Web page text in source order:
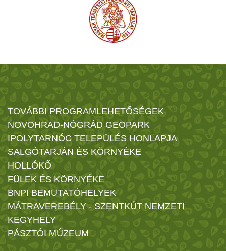
TOVÁBBI PROGRAMLEHETŐSÉGEK
NOVOHRAD-NÓGRÁD GEOPARK
IPOLYTARNÓC TELEPÜLÉS HONLAPJA
SALGÓTARJÁN ÉS KÖRNYÉKE
HOLLÓKŐ
FÜLEK ÉS KÖRNYÉKE
BNPI BEMUTATÓHELYEK
MÁTRAVEREBÉLY - SZENTKÚT NEMZETI
KEGYHELY
PÁSZTÓI MÚZEUM